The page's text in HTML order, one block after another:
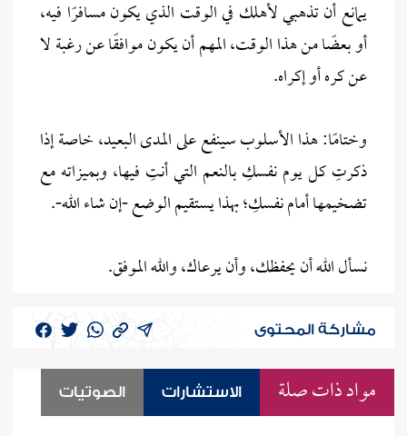
يمانع أن تذهبي لأهلك في الوقت الذي يكون مسافرًا فيه،
أو بعضًا من هذا الوقت، المهم أن يكون موافقًا عن رغبة لا
عن كره أو إكراه.
وختامًا: هذا الأسلوب سينفع على المدى البعيد، خاصة إذا
ذكرتِ كل يوم نفسكِ بالنعم التي أنتِ فيها، وبميزاته مع
تضخيمها أمام نفسكِ؛ بهذا يستقيم الوضع -إن شاء الله-.
نسأل الله أن يحفظك، وأن يرعاك، والله الموفق.
مشاركة المحتوى
مواد ذات صلة الاستشارات الصوتيات